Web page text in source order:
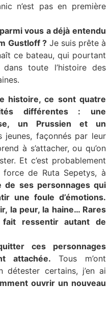
n’est pas en première
vous a déjà entendu
Gustloff ?Je suis prête à
ce bateau, qui pourtant
toute l’histoire des
histoire, ce sont quatre
différentes : une
un Prussien et un
jeunes, façonnés par leur
à s’attacher, ou qu’on
Et c’est probablement
de Ruta Sepetys, à
de ses personnages qui
une foule d’émotions.
la peur, la haine… Rares
ressentir autant de
ces personnages
attachée. Tous m’ont
détester certains, j’en ai
ouvrir un nouveau